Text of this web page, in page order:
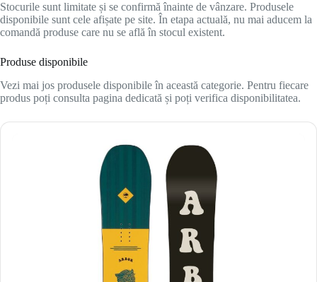
Stocurile sunt limitate și se confirmă înainte de vânzare. Produsele
disponibile sunt cele afișate pe site. În etapa actuală, nu mai aducem la
comandă produse care nu se află în stocul existent.
Produse disponibile
Vezi mai jos produsele disponibile în această categorie. Pentru fiecare
produs poți consulta pagina dedicată și poți verifica disponibilitatea.